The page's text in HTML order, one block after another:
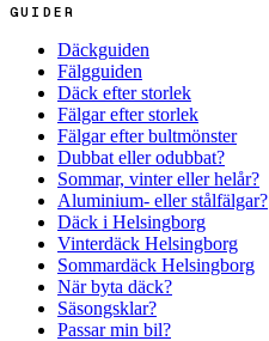
GUIDER
Däckguiden
Fälgguiden
Däck efter storlek
Fälgar efter storlek
Fälgar efter bultmönster
Dubbat eller odubbat?
Sommar, vinter eller helår?
Aluminium- eller stålfälgar?
Däck i Helsingborg
Vinterdäck Helsingborg
Sommardäck Helsingborg
När byta däck?
Säsongsklar?
Passar min bil?